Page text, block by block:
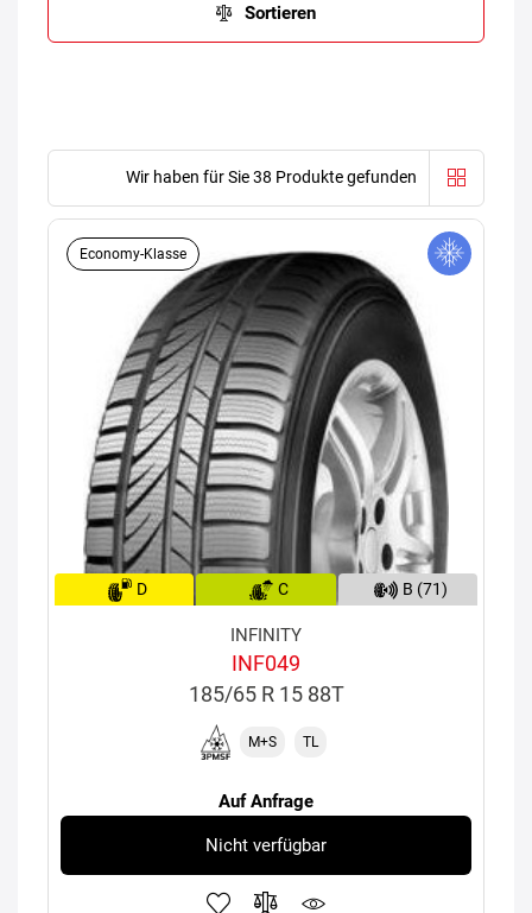
Sortieren
Wir haben für Sie 38 Produkte gefunden
Economy-Klasse
D C B (71)
INFINITY
INF049
185/65 R 15 88T
M+S TL
Auf Anfrage
Nicht verfügbar